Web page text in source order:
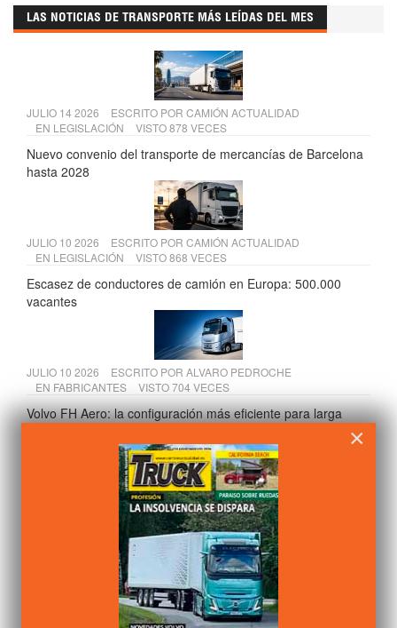
LAS NOTICIAS DE TRANSPORTE MÁS LEÍDAS DEL MES
JULIO 14 2026 ESCRITO POR CAMIÓN ACTUALIDAD
EN LEGISLACIÓN VISTO 878 VECES
Nuevo convenio del transporte de mercancías de Barcelona
hasta 2028
JULIO 10 2026 ESCRITO POR CAMIÓN ACTUALIDAD
EN LEGISLACIÓN VISTO 868 VECES
Escasez de conductores de camión en Europa: 500.000
vacantes
JULIO 10 2026 ESCRITO POR ALVARO PEDROCHE
EN FABRICANTES VISTO 704 VECES
Volvo FH Aero: la configuración más eficiente para larga
ESCRITO PORALVARO PEDROCHE
FABRICANTES VISTO 657 VECES
Scania presenta sus soluciones para construcción en Osuna
×